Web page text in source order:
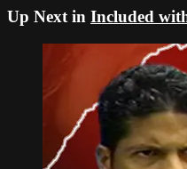
Up Next in Included